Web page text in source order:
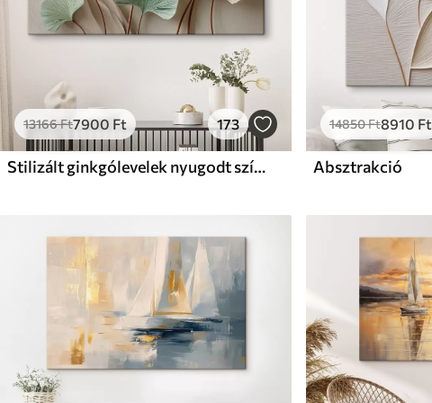
13166Ft7900 Ft 173
Stilizált ginkgólevelek nyugodt színekben
14850Ft8910 Ft
Absztrakció